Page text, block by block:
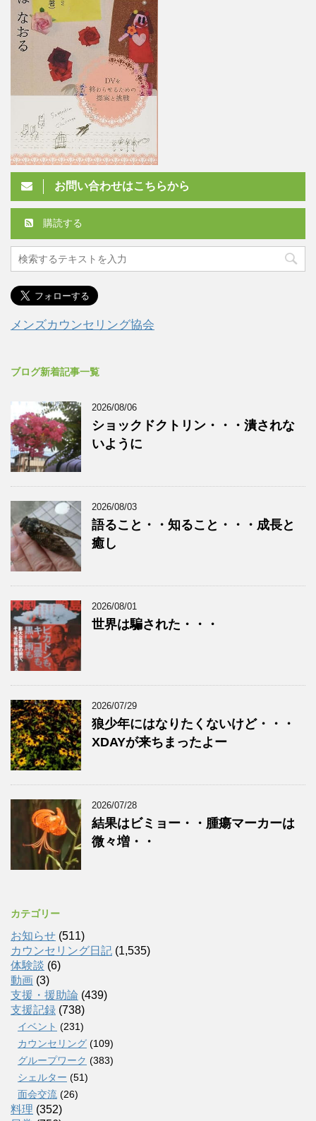
お問い合わせはこちらから
購読する
メンズカウンセリング協会
ブログ新着記事一覧
2026/08/06
ショックドクトリン・・・潰されな
いように
2026/08/03
語ること・・知ること・・・成長と
癒し
2026/08/01
世界は騙された・・・
2026/07/29
狼少年にはなりたくないけど・・・
XDAYが来ちまったよー
2026/07/28
結果はビミョー・・腫瘍マーカーは
微々増・・
カテゴリー
お知らせ (511)
カウンセリング日記 (1,535)
体験談 (6)
動画 (3)
支援・援助論 (439)
支援記録 (738)
イベント (231)
カウンセリング (109)
グループワーク (383)
シェルター (51)
面会交流 (26)
料理 (352)